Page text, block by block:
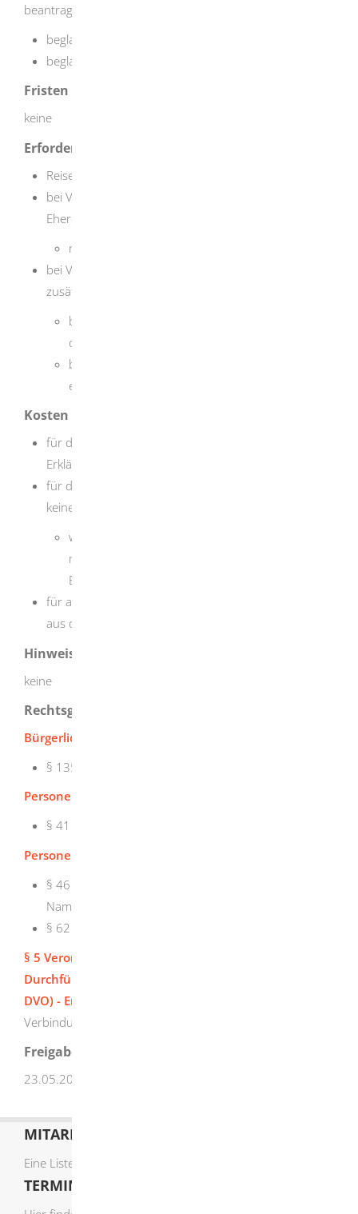
beantragen:
beglaubigter Ausdruck aus dem Geburtenregister
beglaubigter Ausdruck aus dem Eheregister
Fristen
keine
Erforderliche Unterlagen
Reisepass oder Personalausweis
bei Vorsprache bei dem Standesamt, welches das
Eheregister führt: zusätzlich
rechtskräftiges Scheidungsurteil
bei Vorsprache bei einem anderen Standesamt:
zusätzlich
beglaubigter Ausdruck aus dem Eheregister und
das rechtskräftige Scheidungsurteil oder
beglaubigter Ausdruck aus dem Eheregister mit
eingetragener Scheidung
Kosten
für die Beglaubigung oder Beurkundung einer
Erklärung zur Namensführung: EUR 40,00
für die Bescheinigung über die Namensänderung:
keine
wird die Bescheinigung nicht im Zusammenhang
mit der Entgegennahme einer namensrechtlichen
Erklärung ausgestellt: EUR 20,00
für aktuelle Urkunden oder beglaubigte Ausdrucke
aus dem Personenstandsregister: je EUR 20,00
Hinweise
keine
Rechtsgrundlage
Bürgerliches Gesetzbuch - BGB:
§ 1355 Ehename
Personenstandsgesetz - PStG:
§ 41 Erklärungen zur Namensführung von Ehegatten
Personenstandsverordnung - PStV:
§ 46 Bescheinigung über Erklärungen zur
Namensführung
§ 62 Besonderheiten bei Mitteilungen
§ 5 Verordnung des Innenministeriums zur
Durchführung des Personenstandsgesetzes (PStG-
DVO) - Erhebung von Gebühren und Auslagen
Verbindung mit
Freigabevermerk
23.05.2024 Innenministerium Baden-Württemberg
MITARBEITERLISTE
Eine Liste der Mitarbeiter von A-Z finden Sie
TERMIN ONLINE BUCHEN